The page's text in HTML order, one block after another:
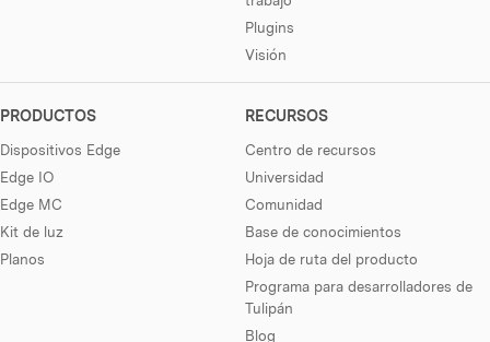
Plugins
Visión
PRODUCTOS
Dispositivos Edge
Edge IO
Edge MC
Kit de luz
Planos
RECURSOS
Centro de recursos
Universidad
Comunidad
Base de conocimientos
Hoja de ruta del producto
Programa para desarrolladores de
Tulipán
Blog